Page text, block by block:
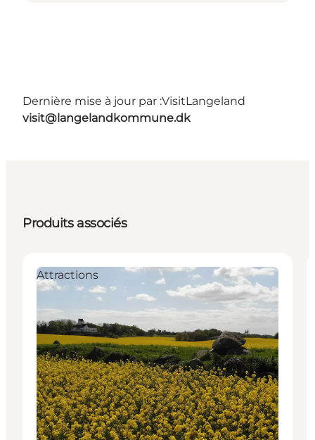
Dernière mise à jour par :VisitLangeland
visit@langelandkommune.dk
Produits associés
Attractions